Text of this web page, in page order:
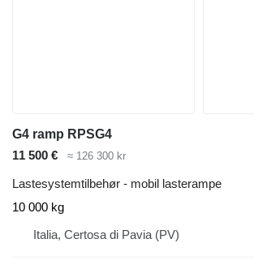
G4 ramp RPSG4
11 500 €
≈ 126 300 kr
Lastesystemtilbehør - mobil lasterampe
10 000 kg
Italia, Certosa di Pavia (PV)